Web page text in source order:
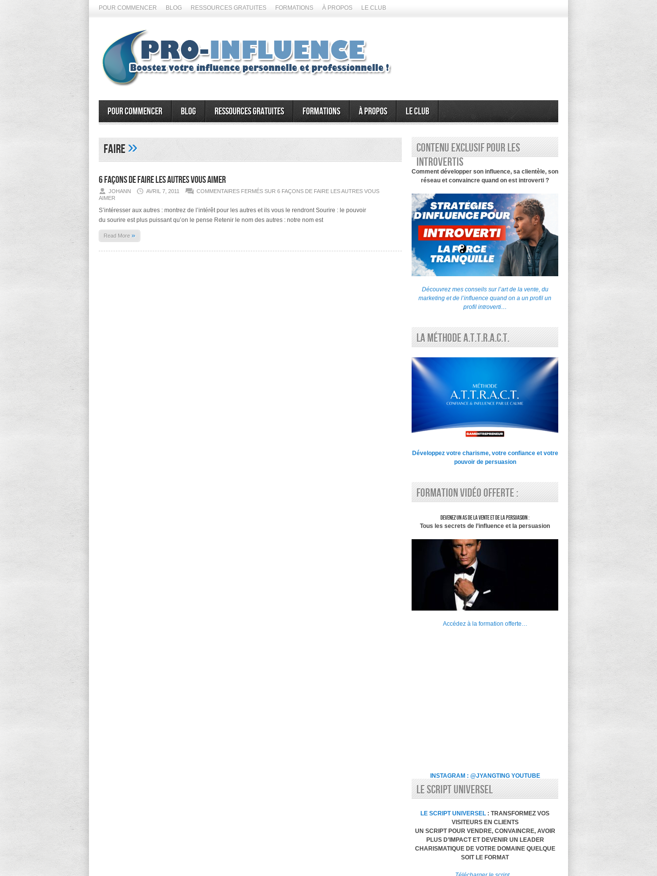
POUR COMMENCER BLOG RESSOURCES GRATUITES FORMATIONS À PROPOS LE CLUB
Pour commencer Blog Ressources gratuites Formations À propos Le Club
faire»
6 façons de faire les autres vous aimer
JOHANN AVRIL 7, 2011 COMMENTAIRES FERMÉS SUR 6 FAÇONS DE FAIRE LES AUTRES VOUS
AIMER
S’intéresser aux autres : montrez de l’intérêt pour les autres et ils vous le rendront Sourire : le pouvoir
du sourire est plus puissant qu’on le pense Retenir le nom des autres : notre nom est
Read More »
Contenu exclusif pour les
introvertis
Comment développer son influence, sa clientèle, son
réseau et convaincre quand on est introverti ?
Découvrez mes conseils sur l’art de la vente, du
marketing et de l’influence quand on a un profil un
profil introverti…
La Méthode A.T.T.R.A.C.T.
Développez votre charisme, votre confiance et votre
pouvoir de persuasion
Formation vidéo offerte :
Devenez un as de la vente et de la persuasion :
Tous les secrets de l’influence et la persuasion
Accédez à la formation offerte…
INSTAGRAM : @JYANGTING YOUTUBE
LE SCRIPT UNIVERSEL
LE SCRIPT UNIVERSEL : TRANSFORMEZ VOS
VISITEURS EN CLIENTS
UN SCRIPT POUR VENDRE, CONVAINCRE, AVOIR
PLUS D’IMPACT ET DEVENIR UN LEADER
CHARISMATIQUE DE VOTRE DOMAINE QUELQUE
SOIT LE FORMAT